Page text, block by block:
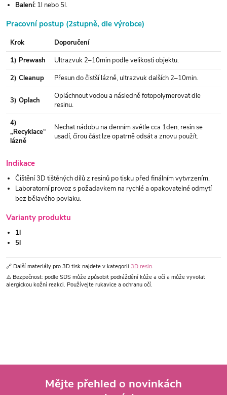
Balení: 1l nebo 5l.
Pracovní postup (2stupně, dle výrobce)
Krok
Doporučení
1) Prewash
Ultrazvuk 2–10min podle velikosti objektu.
2) Cleanup
Přesun do čistší lázně, ultrazvuk dalších 2–10min.
3) Oplach
Opláchnout vodou a následně fotopolymerovat dle
resinu.
4)
„Recyklace“
lázně
Nechat nádobu na denním světle cca 1den; resin se
usadí, čirou část lze opatrně odsát a znovu použít.
Indikace
Čištění 3D tištěných dílů z resinů po tisku před finálním vytvrzením.
Laboratorní provoz s požadavkem na rychlé a opakovatelné odmytí
bez bělavého povlaku.
Varianty produktu
1l
5l
🔗 Další materiály pro 3D tisk najdete v kategorii 3D resin.
⚠️ Bezpečnost: podle SDS může způsobit podráždění kůže a očí a může vyvolat
alergickou kožní reakci. Používejte rukavice a ochranu očí.
Mějte přehled o novinkách